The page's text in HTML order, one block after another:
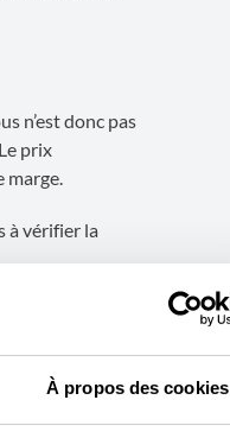
À propos des cookies
n’est donc pas
prix
à vérifier la
références)
ou en
!